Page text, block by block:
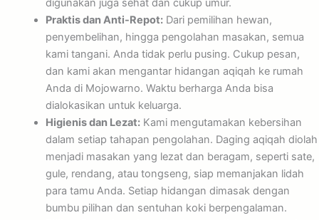
digunakan juga sehat dan cukup umur.
Praktis dan Anti-Repot:Dari pemilihan hewan,
penyembelihan, hingga pengolahan masakan, semua
kami tangani. Anda tidak perlu pusing. Cukup pesan,
dan kami akan mengantar hidangan aqiqah ke rumah
Anda di Mojowarno. Waktu berharga Anda bisa
dialokasikan untuk keluarga.
Higienis dan Lezat:Kami mengutamakan kebersihan
dalam setiap tahapan pengolahan. Daging aqiqah diolah
menjadi masakan yang lezat dan beragam, seperti sate,
gule, rendang, atau tongseng, siap memanjakan lidah
para tamu Anda. Setiap hidangan dimasak dengan
bumbu pilihan dan sentuhan koki berpengalaman.